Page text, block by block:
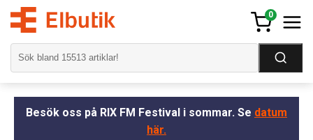
0
Besök oss på RIX FM Festival i sommar. Se datum
här.